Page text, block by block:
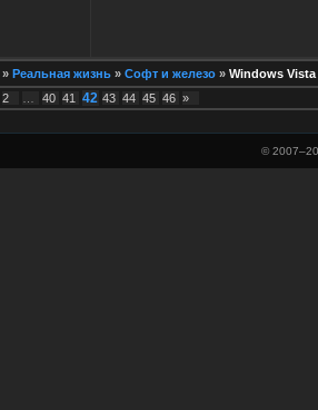
» Реальная жизнь » Софт и железо » Windows Vista
2 40 41 42 43 44 45 46 »
© 2007–